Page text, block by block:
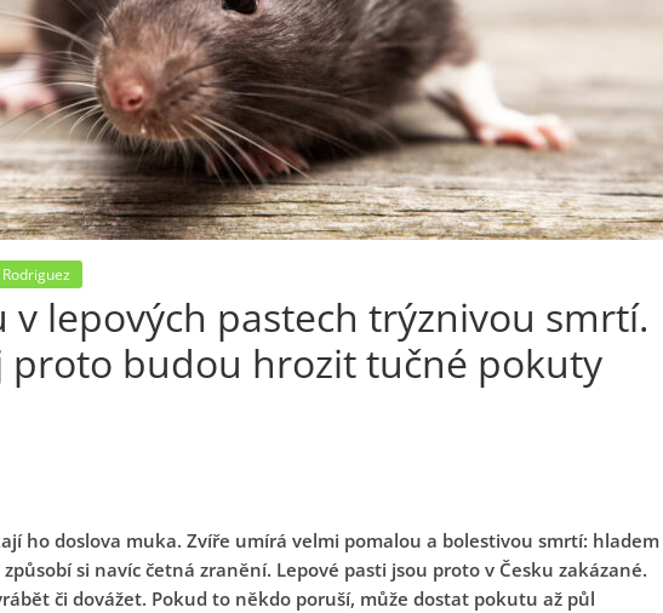
v lepových pastech trýznivou smrtí.
proto budou hrozit tučné pokuty
ho doslova muka. Zvíře umírá velmi pomalou a bolestivou smrtí: hladem
si navíc četná zranění. Lepové pasti jsou proto v Česku zakázané.
či dovážet. Pokud to někdo poruší, může dostat pokutu až půl